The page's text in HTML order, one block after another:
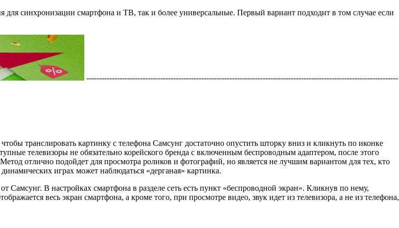
синхронизации смартфона и ТВ, так и более универсальные. Первый вариант подходит в том случае если
--------------------------------------------------------------------------------------------------------------------------
транслировать картинку с телефона Самсунг достаточно опустить шторку вниз и кликнуть по иконке
телевизоры не обязательно корейского бренда с включенным беспроводным адаптером, после этого
отлично подойдет для просмотра роликов и фотографий, но является не лучшим вариантом для тех, кто
играх может наблюдаться «дерганая» картинка.
В настройках смартфона в разделе сеть есть пункт «беспроводной экран». Кликнув по нему,
весь экран смартфона, а кроме того, при просмотре видео, звук идет из телевизора, а не из телефона,